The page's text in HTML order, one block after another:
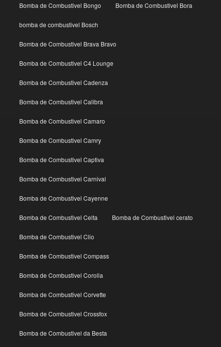
Bomba de Combustivel Bongo Bomba de Combustivel Bora
bomba de combustivel Bosch
Bomba de Combustivel Brava Bravo
Bomba de Combustivel C4 Lounge
Bomba de Combustivel Cadenza
Bomba de Combustivel Calibra
Bomba de Combustivel Camaro
Bomba de Combustivel Camry
Bomba de Combustivel Captiva
Bomba de Combustivel Carnival
Bomba de Combustivel Cayenne
Bomba de Combustivel Celta Bomba de Combustivel cerato
Bomba de Combustivel Clio
Bomba de Combustivel Compass
Bomba de Combustivel Corolla
Bomba de Combustivel Corvette
Bomba de Combustivel Crossfox
Bomba de Combustivel da Besta